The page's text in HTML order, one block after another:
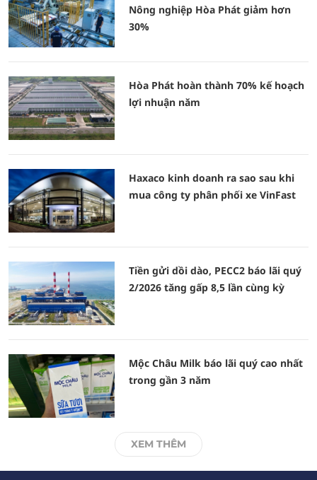
Nông nghiệp Hòa Phát giảm hơn
30%
Hòa Phát hoàn thành 70% kế hoạch
lợi nhuận năm
Haxaco kinh doanh ra sao sau khi
mua công ty phân phối xe VinFast
Tiền gửi dồi dào, PECC2 báo lãi quý
2/2026 tăng gấp 8,5 lần cùng kỳ
Mộc Châu Milk báo lãi quý cao nhất
trong gần 3 năm
XEM THÊM